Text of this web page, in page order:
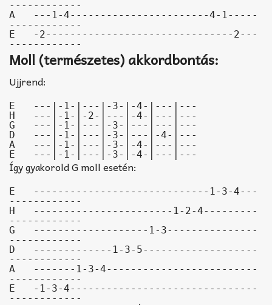
------------
A   ---1-4-----------------------4-1-----
------------
E   -2-------------------------------2---
------------
Moll (természetes) akkordbontás:
Ujjrend:
E   ---|-1-|---|-3-|-4-|---|---
H   ---|-1-|-2-|---|-4-|---|---
G   ---|-1-|---|-3-|---|---|---
D   ---|-1-|---|-3-|---|-4-|---
A   ---|-1-|---|-3-|-4-|---|---
E   ---|-1-|---|-3-|-4-|---|---
Így gyakorold G moll esetén:
E   -----------------------------1-3-4---
------------
H   -----------------------1-2-4---------
------------
G   -------------------1-3---------------
------------
D   -------------1-3-5-------------------
------------
A   -------1-3-4-------------------------
------------
E   -1-3-4-------------------------------
------------